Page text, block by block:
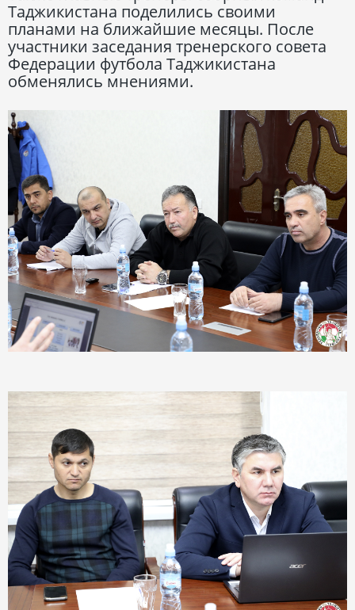
Таджикистана поделились своими
планами на ближайшие месяцы. После
участники заседания тренерского совета
Федерации футбола Таджикистана
обменялись мнениями.